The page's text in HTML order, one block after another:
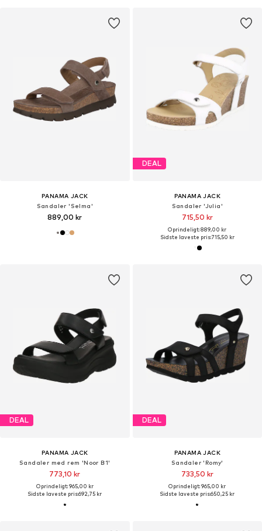
PANAMA JACK
Sandaler 'Selma'
889,00 kr
DEAL
PANAMA JACK
Sandaler 'Julia'
715,50 kr
Oprindeligt: 889,00 kr
Sidste laveste pris:715,50 kr
DEAL
PANAMA JACK
Sandaler med rem 'Noor B1'
773,10 kr
Oprindeligt: 965,00 kr
Sidste laveste pris:692,75 kr
DEAL
PANAMA JACK
Sandaler 'Romy'
733,50 kr
Oprindeligt: 965,00 kr
Sidste laveste pris:650,25 kr